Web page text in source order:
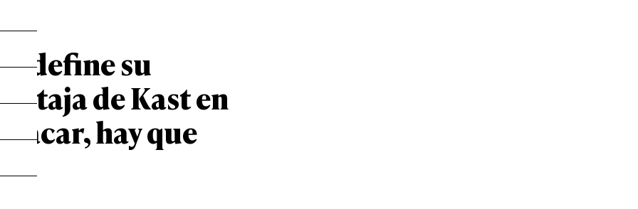
define su
de Kast en
hay que